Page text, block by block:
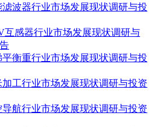
滤波器行业市场发展现状调研与投
互感器行业市场发展现状调研与
平衡重行业市场发展现状调研与投
加工行业市场发展现状调研与投资
导航行业市场发展现状调研与投资